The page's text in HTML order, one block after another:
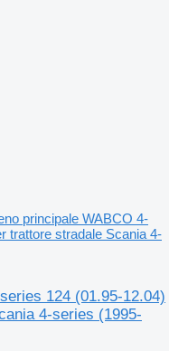
principale WABCO 4-
trattore stradale Scania 4-
124 (01.95-12.04)
4-series (1995-